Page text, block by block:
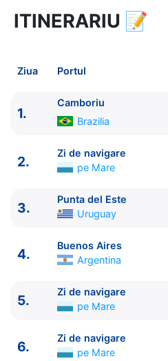
8 zile vacanta de croaziera in
link oferta
Plecare pe 21 Dec 2026 din
MSC Cruises
ITINERARIU
1. Camboriu Brazilia
⚓ -
ITINERARIU 📝
Ziua Portul
1.
Camboriu
Brazilia
2.
Zi de navigare
pe Mare
3.
Punta del Este
Uruguay
4.
Buenos Aires
Argentina
5.
Zi de navigare
pe Mare
6.
Zi de navigare
pe Mare